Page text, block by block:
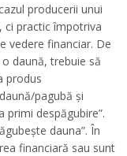
producerii unui
ci practic împotriva
vedere financiar. De
daună, trebuie să
produs
pagubă și
despăgubire”.
dauna”. În
financiară sau sunt